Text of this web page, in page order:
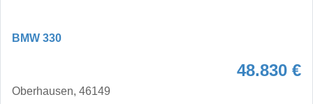
BMW 330
48.830 €
Oberhausen, 46149